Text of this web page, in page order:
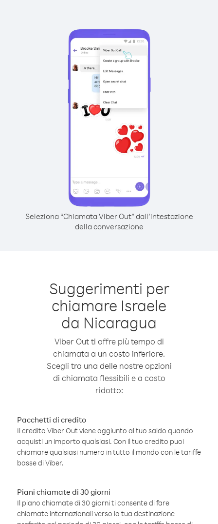
Seleziona “Chiamata Viber Out” dall’intestazione
della conversazione
Suggerimenti per
chiamare Israele
da Nicaragua
Viber Out ti offre più tempo di
chiamata a un costo inferiore.
Scegli tra una delle nostre opzioni
di chiamata flessibili e a costo
ridotto:
Pacchetti di credito
Il credito Viber Out viene aggiunto al tuo saldo quando
acquisti un importo qualsiasi. Con il tuo credito puoi
chiamare qualsiasi numero in tutto il mondo con le tariffe
basse di Viber.
Piani chiamate di 30 giorni
Il piano chiamate di 30 giorni ti consente di fare
chiamate internazionali verso la tua destinazione